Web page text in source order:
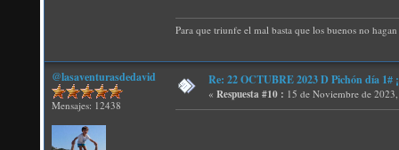
Para que triunfe el mal basta que los buenos no
@lasaventurasdedavid
Mensajes: 12438
Re: 22 OCTUBRE 2023 D Pichón día
« Respuesta #10 : 15 de Noviembre de